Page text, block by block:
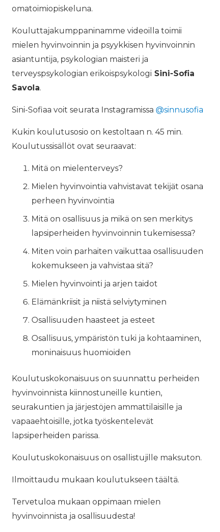
omatoimiopiskeluna.
Kouluttajakumppaninamme videoilla toimii
mielen hyvinvoinnin ja psyykkisen hyvinvoinnin
asiantuntija, psykologian maisteri ja
terveyspsykologian erikoispsykologi Sini-Sofia
Savola.
Sini-Sofiaa voit seurata Instagramissa @sinnusofia
Kukin koulutusosio on kestoltaan n. 45 min.
Koulutussisällöt ovat seuraavat:
Mitä on mielenterveys?
Mielen hyvinvointia vahvistavat tekijät osana
perheen hyvinvointia
Mitä on osallisuus ja mikä on sen merkitys
lapsiperheiden hyvinvoinnin tukemisessa?
Miten voin parhaiten vaikuttaa osallisuuden
kokemukseen ja vahvistaa sitä?
Mielen hyvinvointi ja arjen taidot
Elämänkriisit ja niistä selviytyminen
Osallisuuden haasteet ja esteet
Osallisuus, ympäristön tuki ja kohtaaminen,
moninaisuus huomioiden
Koulutuskokonaisuus on suunnattu perheiden
hyvinvoinnista kiinnostuneille kuntien,
seurakuntien ja järjestöjen ammattilaisille ja
vapaaehtoisille, jotka työskentelevät
lapsiperheiden parissa.
Koulutuskokonaisuus on osallistujille maksuton.
Ilmoittaudu mukaan koulutukseen täältä.
Tervetuloa mukaan oppimaan mielen
hyvinvoinnista ja osallisuudesta!